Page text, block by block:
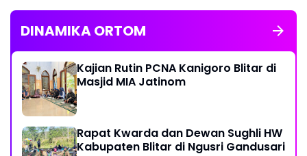
DINAMIKA ORTOM
Kajian Rutin PCNA Kanigoro Blitar di
Masjid MIA Jatinom
Rapat Kwarda dan Dewan Sughli HW
Kabupaten Blitar di Ngusri Gandusari